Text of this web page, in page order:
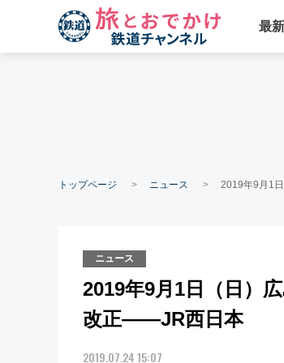
最
トップページ ニュース 2019年9月1
ニュース
2019年9月1日（日）
改正――JR西日本
2019.07.24 15:07